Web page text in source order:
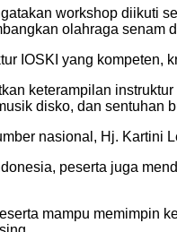
workshop diikuti
olahraga senam
IOSKI yang kompeten,
keterampilan
disko, dan sentuhan
nasional, Hj.
peserta juga
mampu memimpin